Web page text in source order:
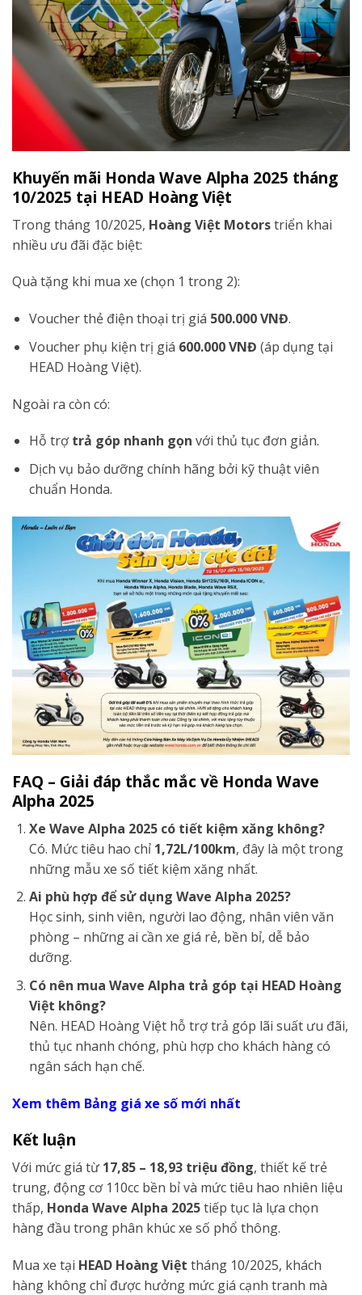
Khuyến mãi Honda Wave Alpha 2025 tháng
10/2025 tại HEAD Hoàng Việt
Trong tháng 10/2025, Hoàng Việt Motorstriển khai
nhiều ưu đãi đặc biệt:
Quà tặng khi mua xe (chọn 1 trong 2):
Voucher thẻ điện thoại trị giá 500.000 VNĐ.
Voucher phụ kiện trị giá 600.000 VNĐ (áp dụng tại
HEAD Hoàng Việt).
Ngoài ra còn có:
Hỗ trợ trả góp nhanh gọn với thủ tục đơn giản.
Dịch vụ bảo dưỡng chính hãng bởi kỹ thuật viên
chuẩn Honda.
FAQ – Giải đáp thắc mắc về Honda Wave
Alpha 2025
Xe Wave Alpha 2025 có tiết kiệm xăng không?
Có. Mức tiêu hao chỉ 1,72L/100km, đây là một trong
những mẫu xe số tiết kiệm xăng nhất.
Ai phù hợp để sử dụng Wave Alpha 2025?
Học sinh, sinh viên, người lao động, nhân viên văn
phòng – những ai cần xe giá rẻ, bền bỉ, dễ bảo
dưỡng.
Có nên mua Wave Alpha trả góp tại HEAD Hoàng
Việt không?
Nên. HEAD Hoàng Việt hỗ trợ trả góp lãi suất ưu đãi,
thủ tục nhanh chóng, phù hợp cho khách hàng có
ngân sách hạn chế.
Xem thêm Bảng giá xe số mới nhất
Kết luận
Với mức giá từ 17,85 – 18,93 triệu đồng, thiết kế trẻ
trung, động cơ 110cc bền bỉ và mức tiêu hao nhiên liệu
thấp, Honda Wave Alpha 2025tiếp tục là lựa chọn
hàng đầu trong phân khúc xe số phổ thông.
Mua xe tại HEAD Hoàng Việt tháng 10/2025, khách
hàng không chỉ được hưởng mức giá cạnh tranh mà